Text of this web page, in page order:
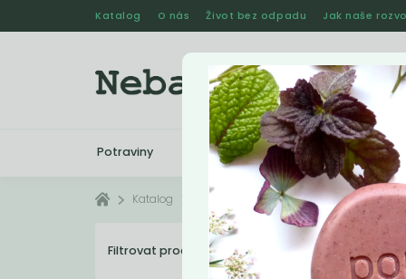
Katalog O nás Život bez odpadu Jak naše
Potraviny Drogerie Kosmetika
Katalog Šampóny Tuhé
Filtrovat produkty 27